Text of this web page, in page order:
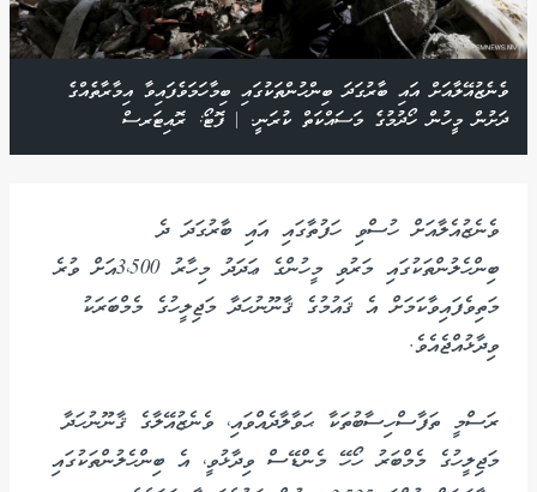
ވެނެޒުއޭލާއަށް އައި ބާރުގަދަ ބިންހުންތަކުގައި ބިމާހަމަވެފައިވާ އިމާރާތެއްގެ
ދަށުން މީހުން ހޯދުމުގެ މަސައްކަތް ކުރަނީ. | ފޮޓޯ: ރޮއިޓަރސް
ވެނެޒުއެލާއަށް ހުސްވި ހަފުތާގައި އައި ބާރުގަދަ ދެ
ބިންހެލުންތަކުގައި މަރުވި މީހުންގެ ޢަދަދު މިހާރު 3،500އަށް ވުރެ
މަތިވެފައިވާކަމަށް އެ ޤައުމުގެ ޤާނޫނުހަދާ މަޖިލީހުގެ މެމްބަރަކު
ވިދާޅުއްޖެއެވެ.
ރަސްމީ ތަފާސްހިސާބުތަކާ ޙަވާލާދެއްވައި، ވެނެޒުއޭލާގެ ޤާނޫނުހަދާ
މަޖިލީހުގެ މެމްބަރު ހޯހޭ މެންޑޭސް ވިދާޅުވީ، އެ ބިންހެލުންތަކުގައި